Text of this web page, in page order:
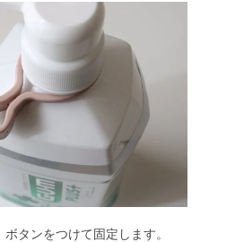
タンをつけて固定します。